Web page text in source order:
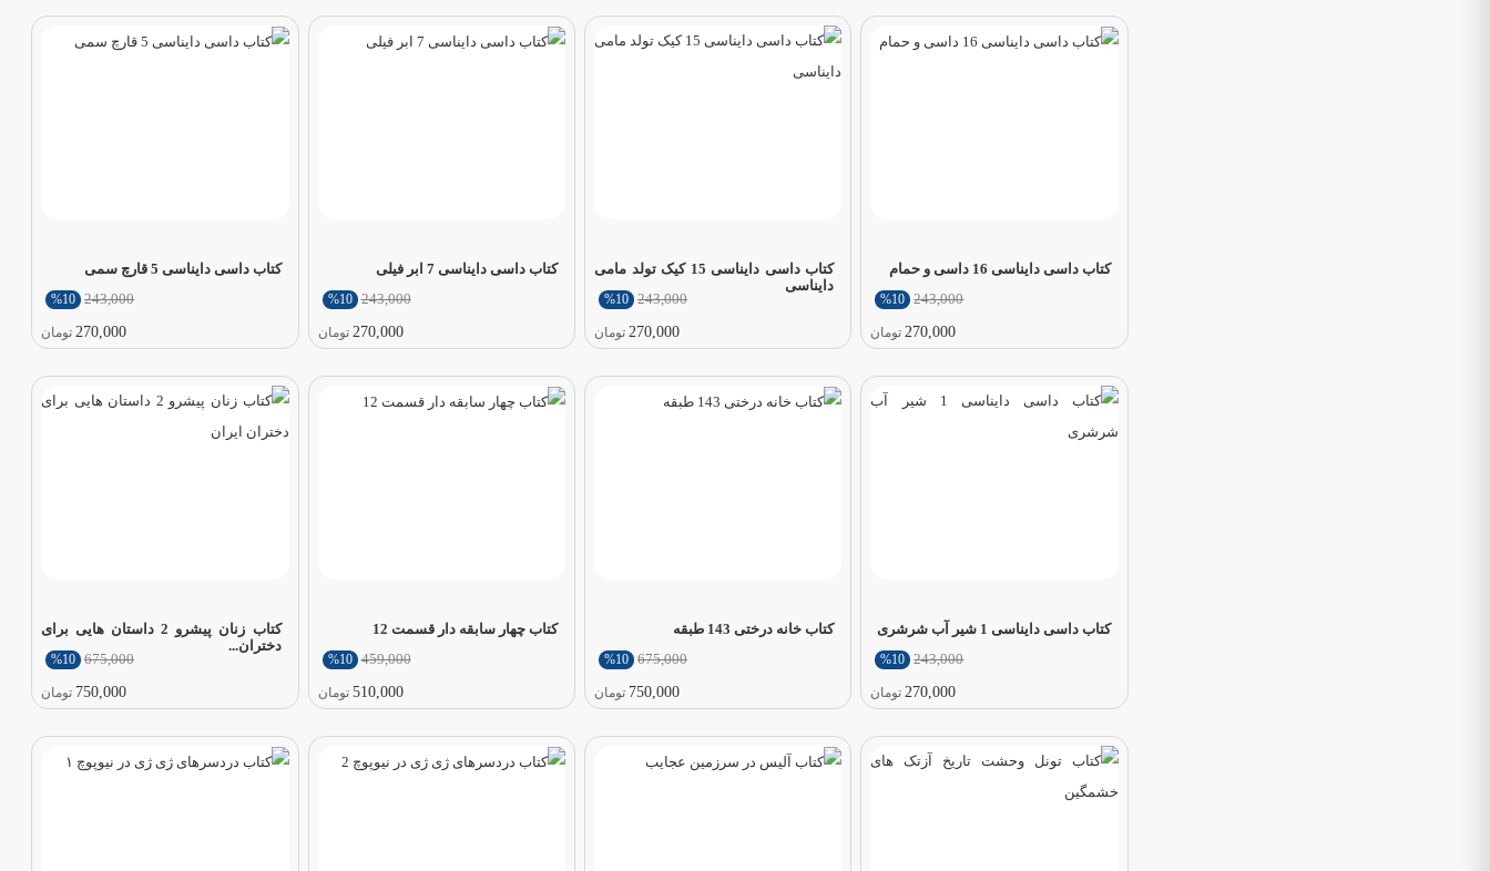
کتاب داسی دایناسی 16 داسی و حمام
243,000
%10
270,000 تومان
کتاب داسی دایناسی 15 کیک تولد مامی
دایناسی
243,000
%10
270,000 تومان
کتاب داسی دایناسی 7 ابر فیلی
243,000
%10
270,000 تومان
کتاب داسی دایناسی 5 قارچ سمی
243,000
%10
270,000 تومان
کتاب داسی دایناسی 1 شیر آب شرشری
243,000
%10
270,000 تومان
کتاب خانه درختی 143 طبقه
675,000
%10
750,000 تومان
کتاب چهار سابقه دار قسمت 12
459,000
%10
510,000 تومان
کتاب زنان پیشرو 2 داستان هایی برای
دختران...
675,000
%10
750,000 تومان